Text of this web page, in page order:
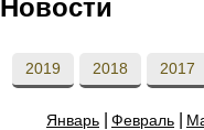
Новости
2019 2018 2017
Январь Февраль